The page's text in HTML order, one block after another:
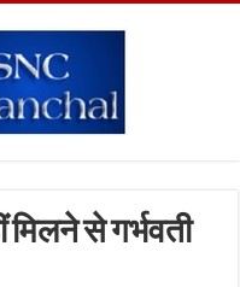
मिलने से गर्भवती